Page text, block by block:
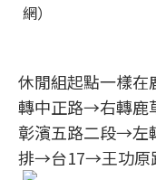
網）
休閒組起點一樣
轉中正路→右轉
彰濱五路二段→
排→台17→王功原